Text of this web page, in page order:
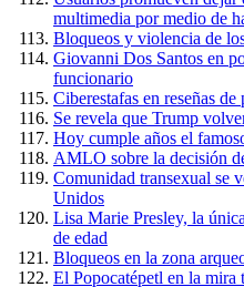
multimedia por medio de
Bloqueos y violencia de
Giovanni Dos Santos en
funcionario
Ciberestafas en reseñas
Se revela que Trump
Hoy cumple años el
AMLO sobre la decisión
Comunidad transexual se
Unidos
Lisa Marie Presley, la
de edad
Bloqueos en la zona
El Popocatépetl en la mira